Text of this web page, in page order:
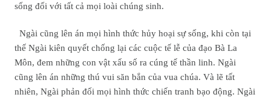
sống đối với tất cả mọi loài chúng sinh.
Ngài cũng lên án mọi hình thức hủy hoại sự sống, khi còn tại
thế Ngài kiên quyết chống lại các cuộc tế lễ của đạo Bà La
Môn, đem những con vật xấu số ra cúng tế thần linh. Ngài
cũng lên án những thú vui săn bắn của vua chúa. Và lẽ tất
nhiên, Ngài phản đối mọi hình thức chiến tranh bạo động. Ngài